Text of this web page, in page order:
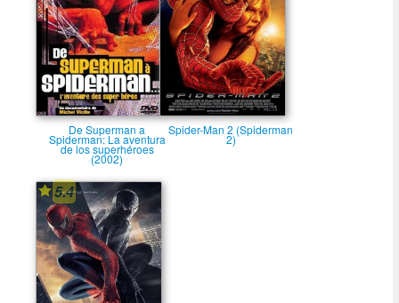
De Superman a
Spiderman: La aventura
de los superhéroes
(2002)
Spider-Man 2 (Spiderman
2)
5.4